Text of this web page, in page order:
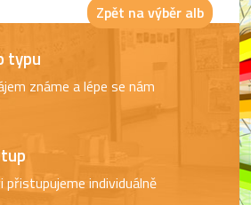
Zpět na výběr alb
typu
známe a lépe se nám
přistupujeme individuálně